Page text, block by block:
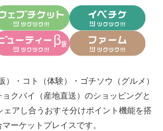
） ・ コト（体験） ・ ゴチソウ（グルメ）
ョクバイ（産地直送） のショッピングと
ェアし合う おすそ分けポイント機能を搭
ーケットプレイスです。